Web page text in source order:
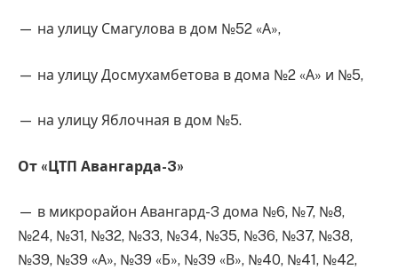
— на улицу Смагулова в дом №52 «А»,
— на улицу Досмухамбетова в дома №2 «А» и №5,
— на улицу Яблочная в дом №5.
От «ЦТП Авангарда-3»
— в микрорайон Авангард-3 дома №6, №7, №8,
№24, №31, №32, №33, №34, №35, №36, №37, №38,
№39, №39 «А», №39 «Б», №39 «В», №40, №41, №42,